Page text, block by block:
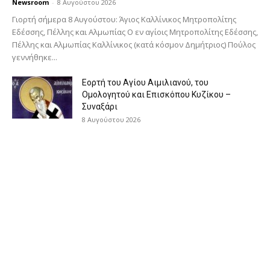
Newsroom - 8 Αυγούστου 2026
Γιορτή σήμερα 8 Αυγούστου: Άγιος Καλλίνικος Μητροπολίτης
Εδέσσης, Πέλλης και Αλμωπίας Ο εν αγίοις Μητροπολίτης Εδέσσης,
Πέλλης και Αλμωπίας Καλλίνικος (κατά κόσμον Δημήτριος) Πούλος
γεννήθηκε...
Εορτή του Αγίου Αιμιλιανού, του
Ομολογητού και Επισκόπου Κυζίκου –
Συναξάρι
8 Αυγούστου 2026